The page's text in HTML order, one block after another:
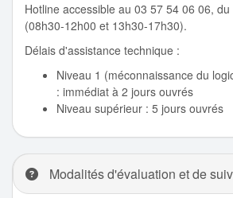
Hotline accessible au 03 57 54 06 06,
(08h30-12h00 et 13h30-17h30).
Délais d'assistance technique :
Niveau 1 (méconnaissance du
: immédiat à 2 jours ouvrés
Niveau supérieur : 5 jours ouvrés
Modalités d'évaluation et de